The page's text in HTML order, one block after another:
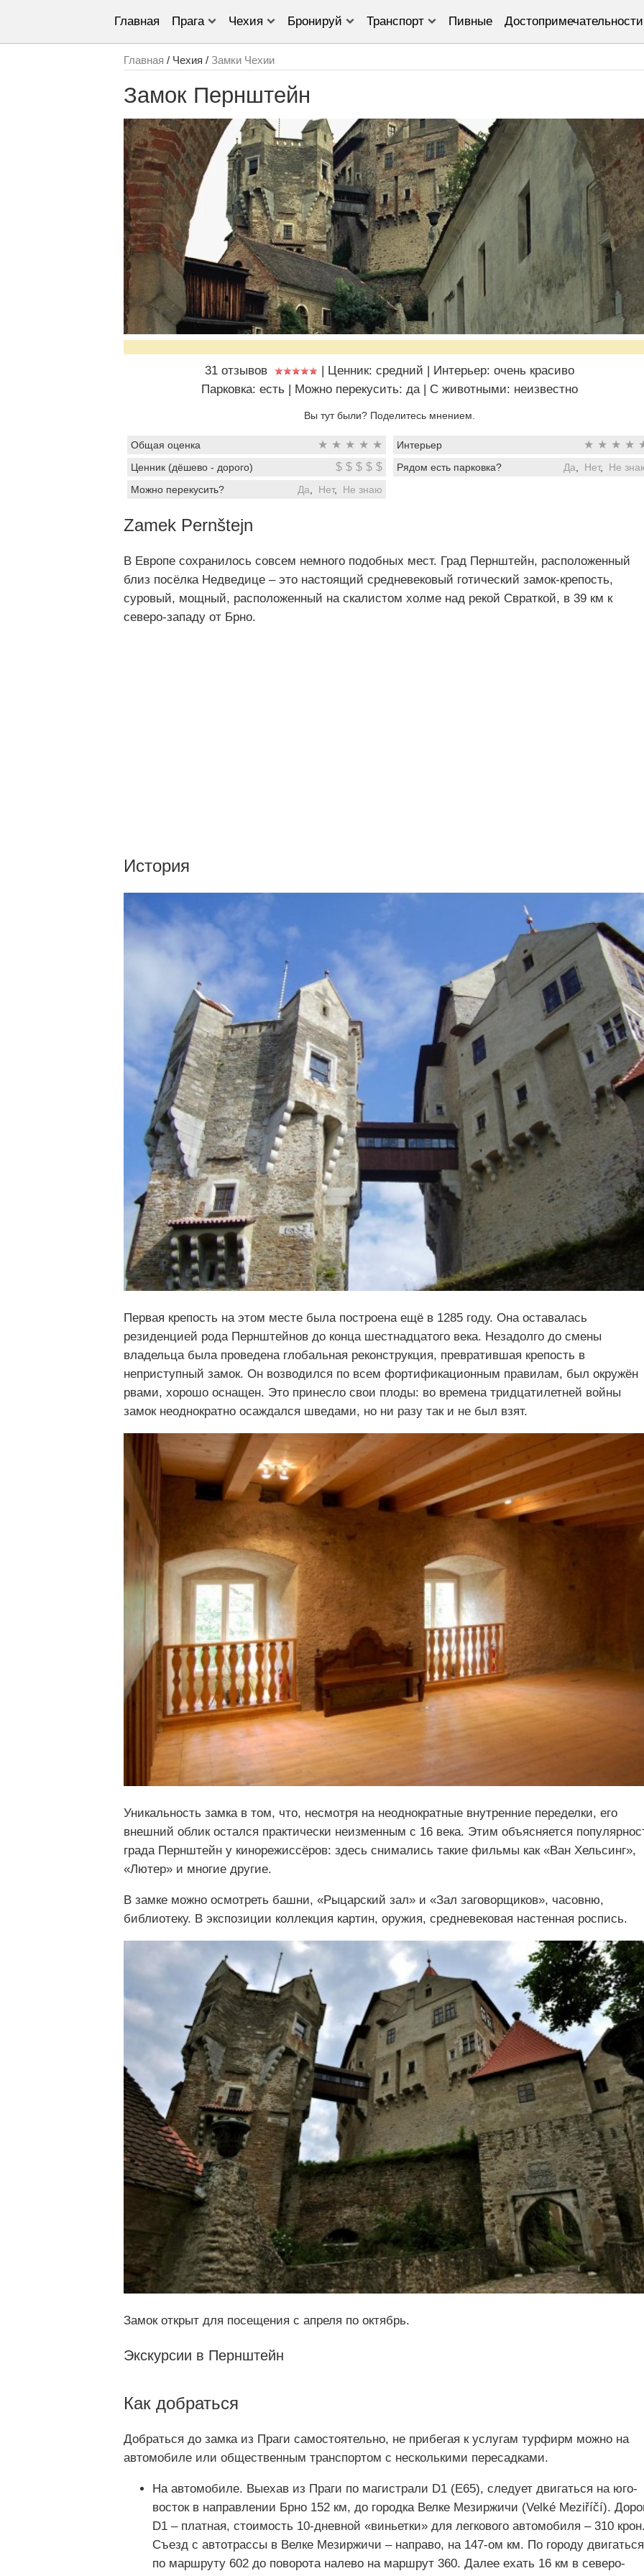
Главная Прага Чехия Бронируй Транспорт Пивные Достопримечательности
Главная / Чехия / Замки Чехии
Замок Пернштейн
31 отзывов | Ценник: средний | Интерьер: очень красиво
Парковка: есть | Можно перекусить: да | C животными: неизвестно
Вы тут были? Поделитесь мнением.
Общая оценка ★ ★ ★ ★ ★ Интерьер ★ ★ ★ ★
Ценник (дёшево - дорого) $ $ $ $ $ Рядом есть парковка? Да Нет, Не
Можно перекусить?
Да Нет, Не знаю
Zamek Pernštejn
В Европе сохранилось совсем немного подобных мест. Град Пернштейн, расположенный
близ посёлка Недведице – это настоящий средневековый готический замок-крепость,
суровый, мощный, расположенный на скалистом холме над рекой Свраткой, в 39 км к
северо-западу от Брно.
История
Первая крепость на этом месте была построена ещё в 1285 году. Она оставалась
резиденцией рода Пернштейнов до конца шестнадцатого века. Незадолго до смены
владельца была проведена глобальная реконструкция, превратившая крепость в
неприступный замок. Он возводился по всем фортификационным правилам, был окружён
рвами, хорошо оснащен. Это принесло свои плоды: во времена тридцатилетней войны
замок неоднократно осаждался шведами, но ни разу так и не был взят.
Уникальность замка в том, что, несмотря на неоднократные внутренние переделки, его
внешний облик остался практически неизменным с 16 века. Этим объясняется
града Пернштейн у кинорежиссёров: здесь снимались такие фильмы как «Ван Хельсинг»,
«Лютер» и многие другие.
В замке можно осмотреть башни, «Рыцарский зал» и «Зал заговорщиков», часовню,
библиотеку. В экспозиции коллекция картин, оружия, средневековая настенная роспись.
Замок открыт для посещения с апреля по октябрь.
Экскурсии в Пернштейн
Как добраться
Добраться до замка из Праги самостоятельно, не прибегая к услугам турфирм можно на
автомобиле или общественным транспортом с несколькими пересадками.
На автомобиле. Выехав из Праги по магистрали D1 (Е65), следует двигаться на юго-
восток в направлении Брно 152 км, до городка Велке Мезиржичи (Velké Meziříčí).
D1 – платная, стоимость 10-дневной «виньетки» для легкового автомобиля – 310
Съезд с автотрассы в Велке Мезиржичи – направо, на 147-ом км. По городу двигаться
по маршруту 602 до поворота налево на маршрут 360. Далее ехать 16 км в северо-